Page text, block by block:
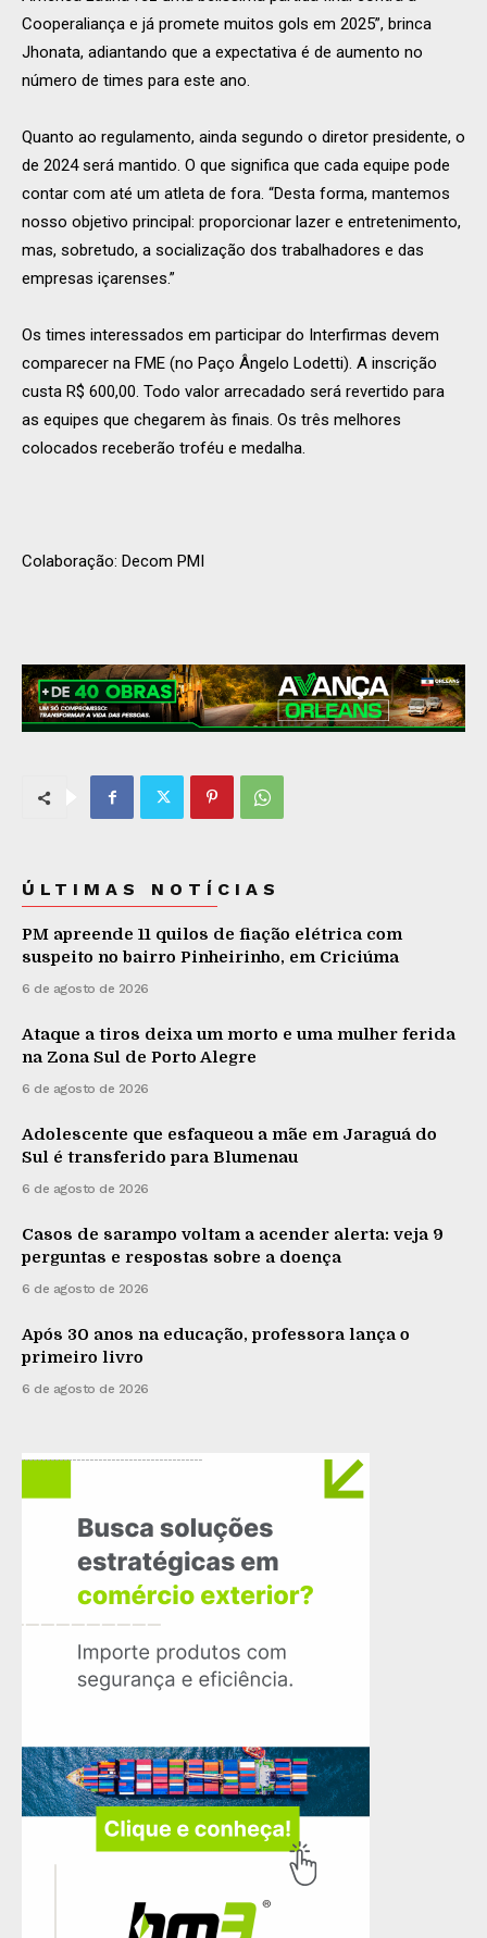
Cooperaliança e já promete muitos gols em 2025”, brinca
Jhonata, adiantando que a expectativa é de aumento no
número de times para este ano.
Quanto ao regulamento, ainda segundo o diretor presidente, o
de 2024 será mantido. O que significa que cada equipe pode
contar com até um atleta de fora. “Desta forma, mantemos
nosso objetivo principal: proporcionar lazer e entretenimento,
mas, sobretudo, a socialização dos trabalhadores e das
empresas içarenses.”
Os times interessados em participar do Interfirmas devem
comparecer na FME (no Paço Ângelo Lodetti). A inscrição
custa R$ 600,00. Todo valor arrecadado será revertido para
as equipes que chegarem às finais. Os três melhores
colocados receberão troféu e medalha.
Colaboração: Decom PMI
ÚLTIMAS NOTÍCIAS
PM apreende 11 quilos de fiação elétrica com
suspeito no bairro Pinheirinho, em Criciúma
6 de agosto de 2026
Ataque a tiros deixa um morto e uma mulher ferida
na Zona Sul de Porto Alegre
6 de agosto de 2026
Adolescente que esfaqueou a mãe em Jaraguá do
Sul é transferido para Blumenau
6 de agosto de 2026
Casos de sarampo voltam a acender alerta: veja 9
perguntas e respostas sobre a doença
6 de agosto de 2026
Após 30 anos na educação, professora lança o
primeiro livro
6 de agosto de 2026